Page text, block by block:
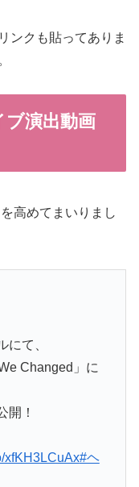
ンクも貼ってありま
ブ演出動画
高めてまいりまし
にて、
Changed」に
開！
xfKH3LCuAx#ヘ